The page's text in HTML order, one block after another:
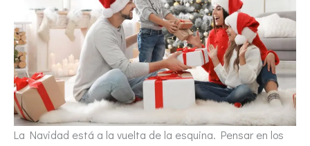
La Navidad está a la vuelta de la esquina. Pensar en los